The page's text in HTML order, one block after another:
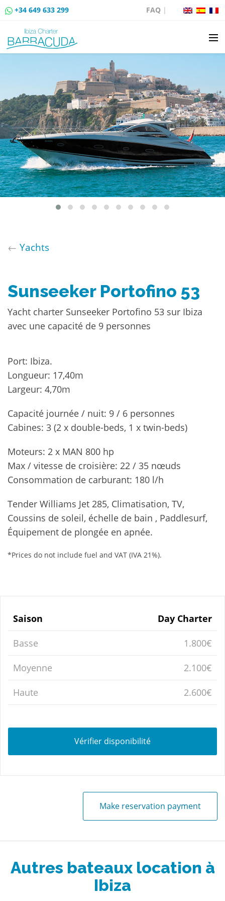
+34 649 633 299 FAQ|
VENTE DE BATEAUX
LOCATION DE AMARRAGES
ROUTES EN BATEAU
ÉVÉNEMENTS
BLOG
← Yachts
Sunseeker Portofino 53
Yacht charter Sunseeker Portofino 53 sur Ibiza
avec une capacité de 9 personnes
Port: Ibiza.
Longueur: 17,40m
Largeur: 4,70m
Capacité journée / nuit: 9 / 6 personnes
Cabines: 3 (2 x double-beds, 1 x twin-beds)
Moteurs: 2 x MAN 800 hp
Max / vitesse de croisière: 22 / 35 nœuds
Consommation de carburant: 180 l/h
Tender Williams Jet 285, Climatisation, TV,
Coussins de soleil, échelle de bain , Paddlesurf,
Équipement de plongée en apnée.
*Prices do not include fuel and VAT (IVA 21%).
Saison Day Charter
Basse 1.800€
Moyenne 2.100€
Haute 2.600€
Vérifier disponibilité
Make reservation payment
Autres bateaux location à
Ibiza